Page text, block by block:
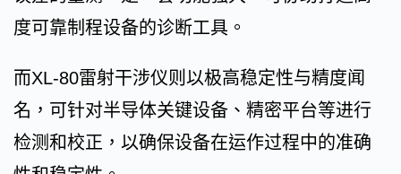
度可靠制程设备的诊断工具。
而XL-80雷射干涉仪则以极高稳定性与精度闻
名，可针对半导体关键设备、精密平台等进行
检测和校正，以确保设备在运作过程中的准确